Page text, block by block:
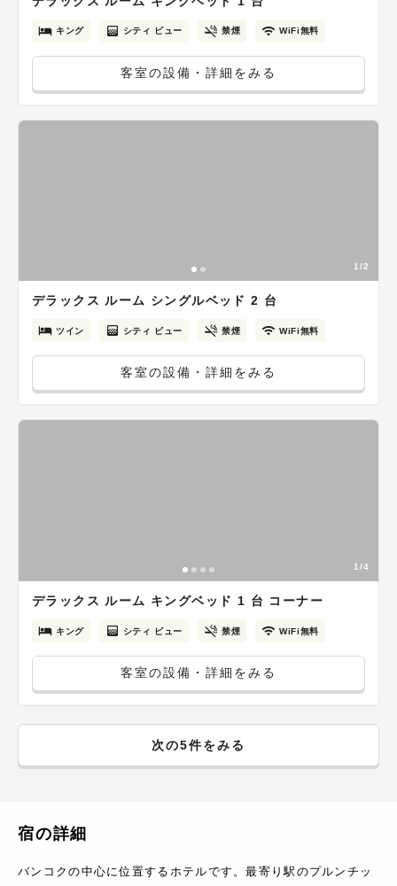
キング シティ ビュー 禁煙 WiFi無料
客室の設備・詳細をみる
1/2
デラックス ルーム シングルベッド 2 台
ツイン シティ ビュー 禁煙 WiFi無料
客室の設備・詳細をみる
1/4
デラックス ルーム キングベッド 1 台 コーナー
キング シティ ビュー 禁煙 WiFi無料
客室の設備・詳細をみる
次の5件をみる
宿の詳細
バンコクの中心に位置するホテルです。最寄り駅のプルンチッ